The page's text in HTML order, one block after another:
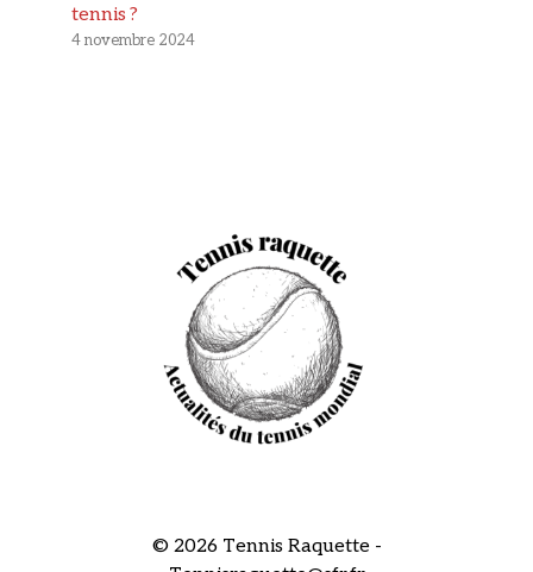
tennis ?
4 novembre 2024
© 2026 Tennis Raquette -